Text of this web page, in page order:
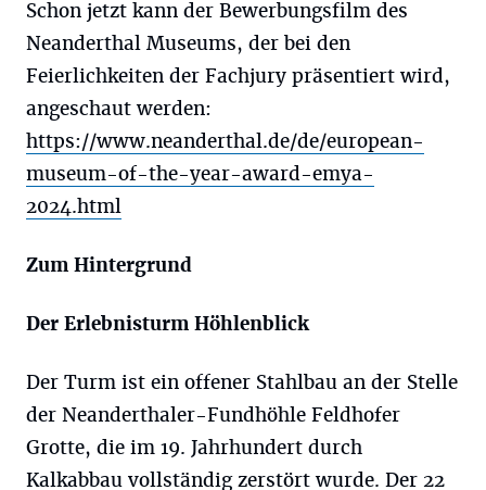
Schon jetzt kann der Bewerbungsfilm des
Neanderthal Museums, der bei den
Feierlichkeiten der Fachjury präsentiert wird,
angeschaut werden:
https://www.neanderthal.de/de/european-
museum-of-the-year-award-emya-
2024.html
Zum Hintergrund
Der Erlebnisturm Höhlenblick
Der Turm ist ein offener Stahlbau an der Stelle
der Neanderthaler-Fundhöhle Feldhofer
Grotte, die im 19. Jahrhundert durch
Kalkabbau vollständig zerstört wurde. Der 22